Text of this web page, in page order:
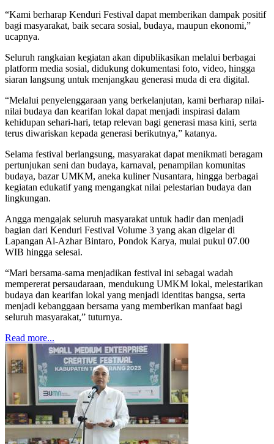
“Kami berharap Kenduri Festival dapat memberikan dampak positif
bagi masyarakat, baik secara sosial, budaya, maupun ekonomi,”
ucapnya.
Seluruh rangkaian kegiatan akan dipublikasikan melalui berbagai
platform media sosial, didukung dokumentasi foto, video, hingga
siaran langsung untuk menjangkau generasi muda di era digital.
“Melalui penyelenggaraan yang berkelanjutan, kami berharap nilai-
nilai budaya dan kearifan lokal dapat menjadi inspirasi dalam
kehidupan sehari-hari, tetap relevan bagi generasi masa kini, serta
terus diwariskan kepada generasi berikutnya,” katanya.
Selama festival berlangsung, masyarakat dapat menikmati beragam
pertunjukan seni dan budaya, karnaval, penampilan komunitas
budaya, bazar UMKM, aneka kuliner Nusantara, hingga berbagai
kegiatan edukatif yang mengangkat nilai pelestarian budaya dan
lingkungan.
Angga mengajak seluruh masyarakat untuk hadir dan menjadi
bagian dari Kenduri Festival Volume 3 yang akan digelar di
Lapangan Al-Azhar Bintaro, Pondok Karya, mulai pukul 07.00
WIB hingga selesai.
“Mari bersama-sama menjadikan festival ini sebagai wadah
mempererat persaudaraan, mendukung UMKM lokal, melestarikan
budaya dan kearifan lokal yang menjadi identitas bangsa, serta
menjadi kebanggaan bersama yang memberikan manfaat bagi
seluruh masyarakat,” tuturnya.
Read more...